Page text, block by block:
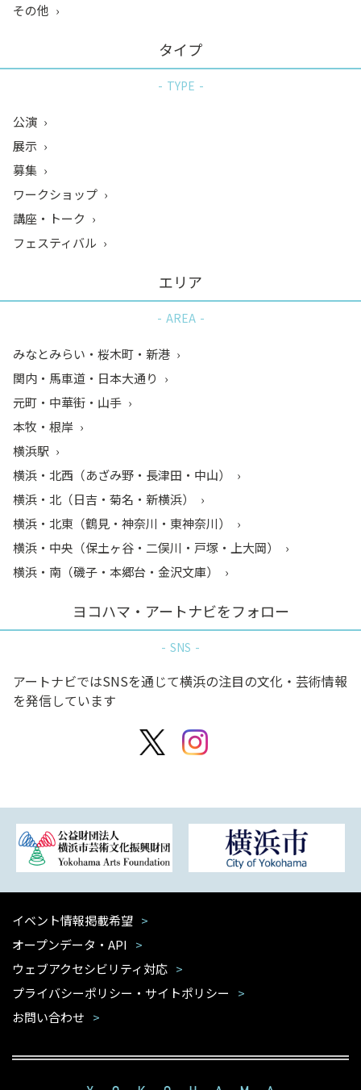
その他
タイプ
TYPE
公演
展示
募集
ワークショップ
講座・トーク
フェスティバル
エリア
AREA
みなとみらい・桜木町・新港
関内・馬車道・日本大通り
元町・中華街・山手
本牧・根岸
横浜駅
横浜・北西（あざみ野・長津田・中山）
横浜・北（日吉・菊名・新横浜）
横浜・北東（鶴見・神奈川・東神奈川）
横浜・中央（保土ヶ谷・二俣川・戸塚・上大岡）
横浜・南（磯子・本郷台・金沢文庫）
ヨコハマ・アートナビをフォロー
SNS
アートナビではSNSを通じて横浜の注目の文化・芸術情報
を発信しています
イベント情報掲載希望
オープンデータ・API
ウェブアクセシビリティ対応
プライバシーポリシー・サイトポリシー
お問い合わせ